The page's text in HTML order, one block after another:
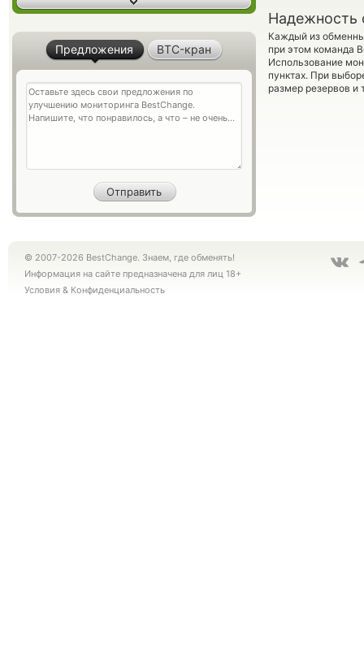
Надежность
Каждый из
при этом команда
Использование
пунктах. При
размер резервов и
Предложения BTC-кран
© 2007-2026 BestChange. Знаем, где обменять!
Информация на сайте предназначена для лиц 18+
Условия & Конфиденциальность